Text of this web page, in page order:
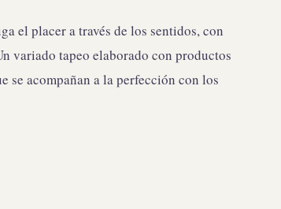
el placer a través de los sentidos, con
variado tapeo elaborado con productos
se acompañan a la perfección con los